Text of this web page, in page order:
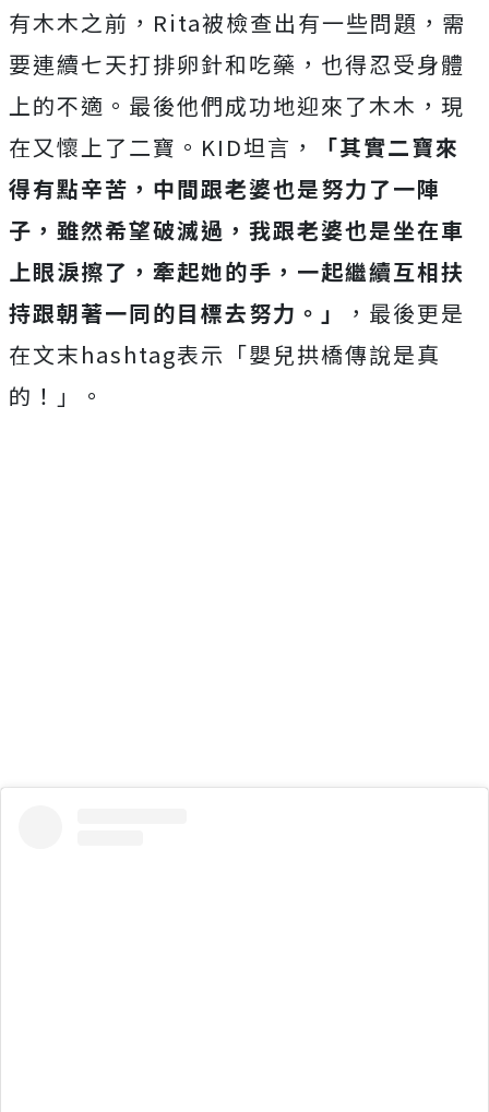
有木木之前， Rita被檢查出有一些問題，需
要連續七天打排卵針和吃藥，也得忍受身體
上的不適。最後他們成功地迎來了木木，現
在又懷上了二寶。 KID坦言，
「其實二寶來
得有點辛苦，中間跟老婆也是努力了一陣
子，雖然希望破滅過，我跟老婆也是坐在車
上眼淚擦了，牽起她的手，一起繼續互相扶
持跟朝著一同的目標去努力。」
，最後更是
在文末hashtag表示「嬰兒拱橋傳說是真
的！」。